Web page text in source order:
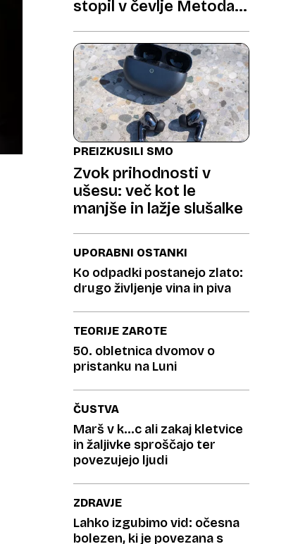
stopil v čevlje Metoda
PREIZKUSILI SMO
Zvok prihodnosti v
ušesu: več kot le
manjše in lažje slušalke
UPORABNI OSTANKI
Ko odpadki postanejo zlato:
drugo življenje vina in piva
TEORIJE ZAROTE
50. obletnica dvomov o
pristanku na Luni
ČUSTVA
Marš v k...c ali zakaj kletvice
in žaljivke sproščajo ter
povezujejo ljudi
ZDRAVJE
Lahko izgubimo vid: očesna
bolezen, ki je povezana s